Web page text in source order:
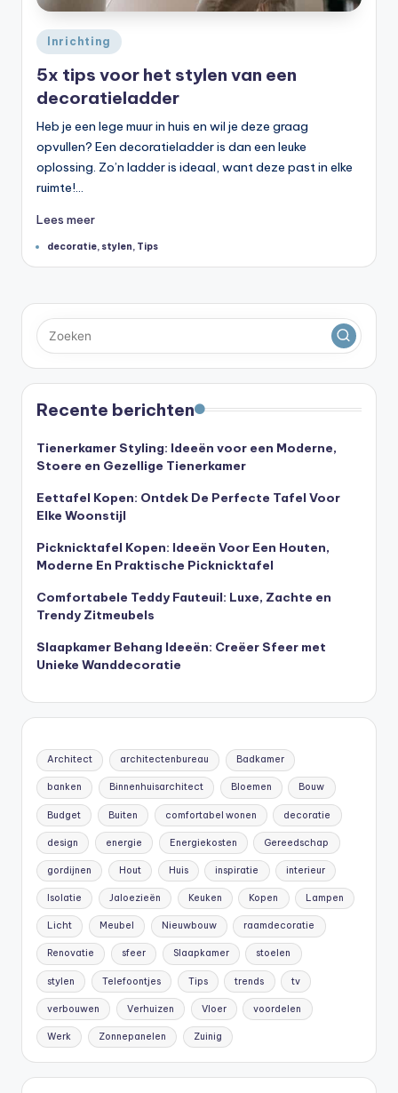
Geplaatst
in
Inrichting
5x tips voor het stylen van een
decoratieladder
Heb je een lege muur in huis en wil je deze graag
opvullen? Een decoratieladder is dan een leuke
oplossing. Zo’n ladder is ideaal, want deze past in elke
ruimte!…
Lees meer
Tags:decoratie, stylen, Tips
Recente berichten
Tienerkamer Styling: Ideeën voor een Moderne,
Stoere en Gezellige Tienerkamer
Eettafel Kopen: Ontdek De Perfecte Tafel Voor
Elke Woonstijl
Picknicktafel Kopen: Ideeën Voor Een Houten,
Moderne En Praktische Picknicktafel
Comfortabele Teddy Fauteuil: Luxe, Zachte en
Trendy Zitmeubels
Slaapkamer Behang Ideeën: Creëer Sfeer met
Unieke Wanddecoratie
Architect architectenbureau Badkamer
banken Binnenhuisarchitect Bloemen Bouw
Budget Buiten comfortabel wonen decoratie
design energie Energiekosten Gereedschap
gordijnen Hout Huis inspiratie interieur
Isolatie Jaloezieën Keuken Kopen Lampen
Licht Meubel Nieuwbouw raamdecoratie
Renovatie sfeer Slaapkamer stoelen
stylen Telefoontjes Tips trends tv
verbouwen Verhuizen Vloer voordelen
Werk Zonnepanelen Zuinig